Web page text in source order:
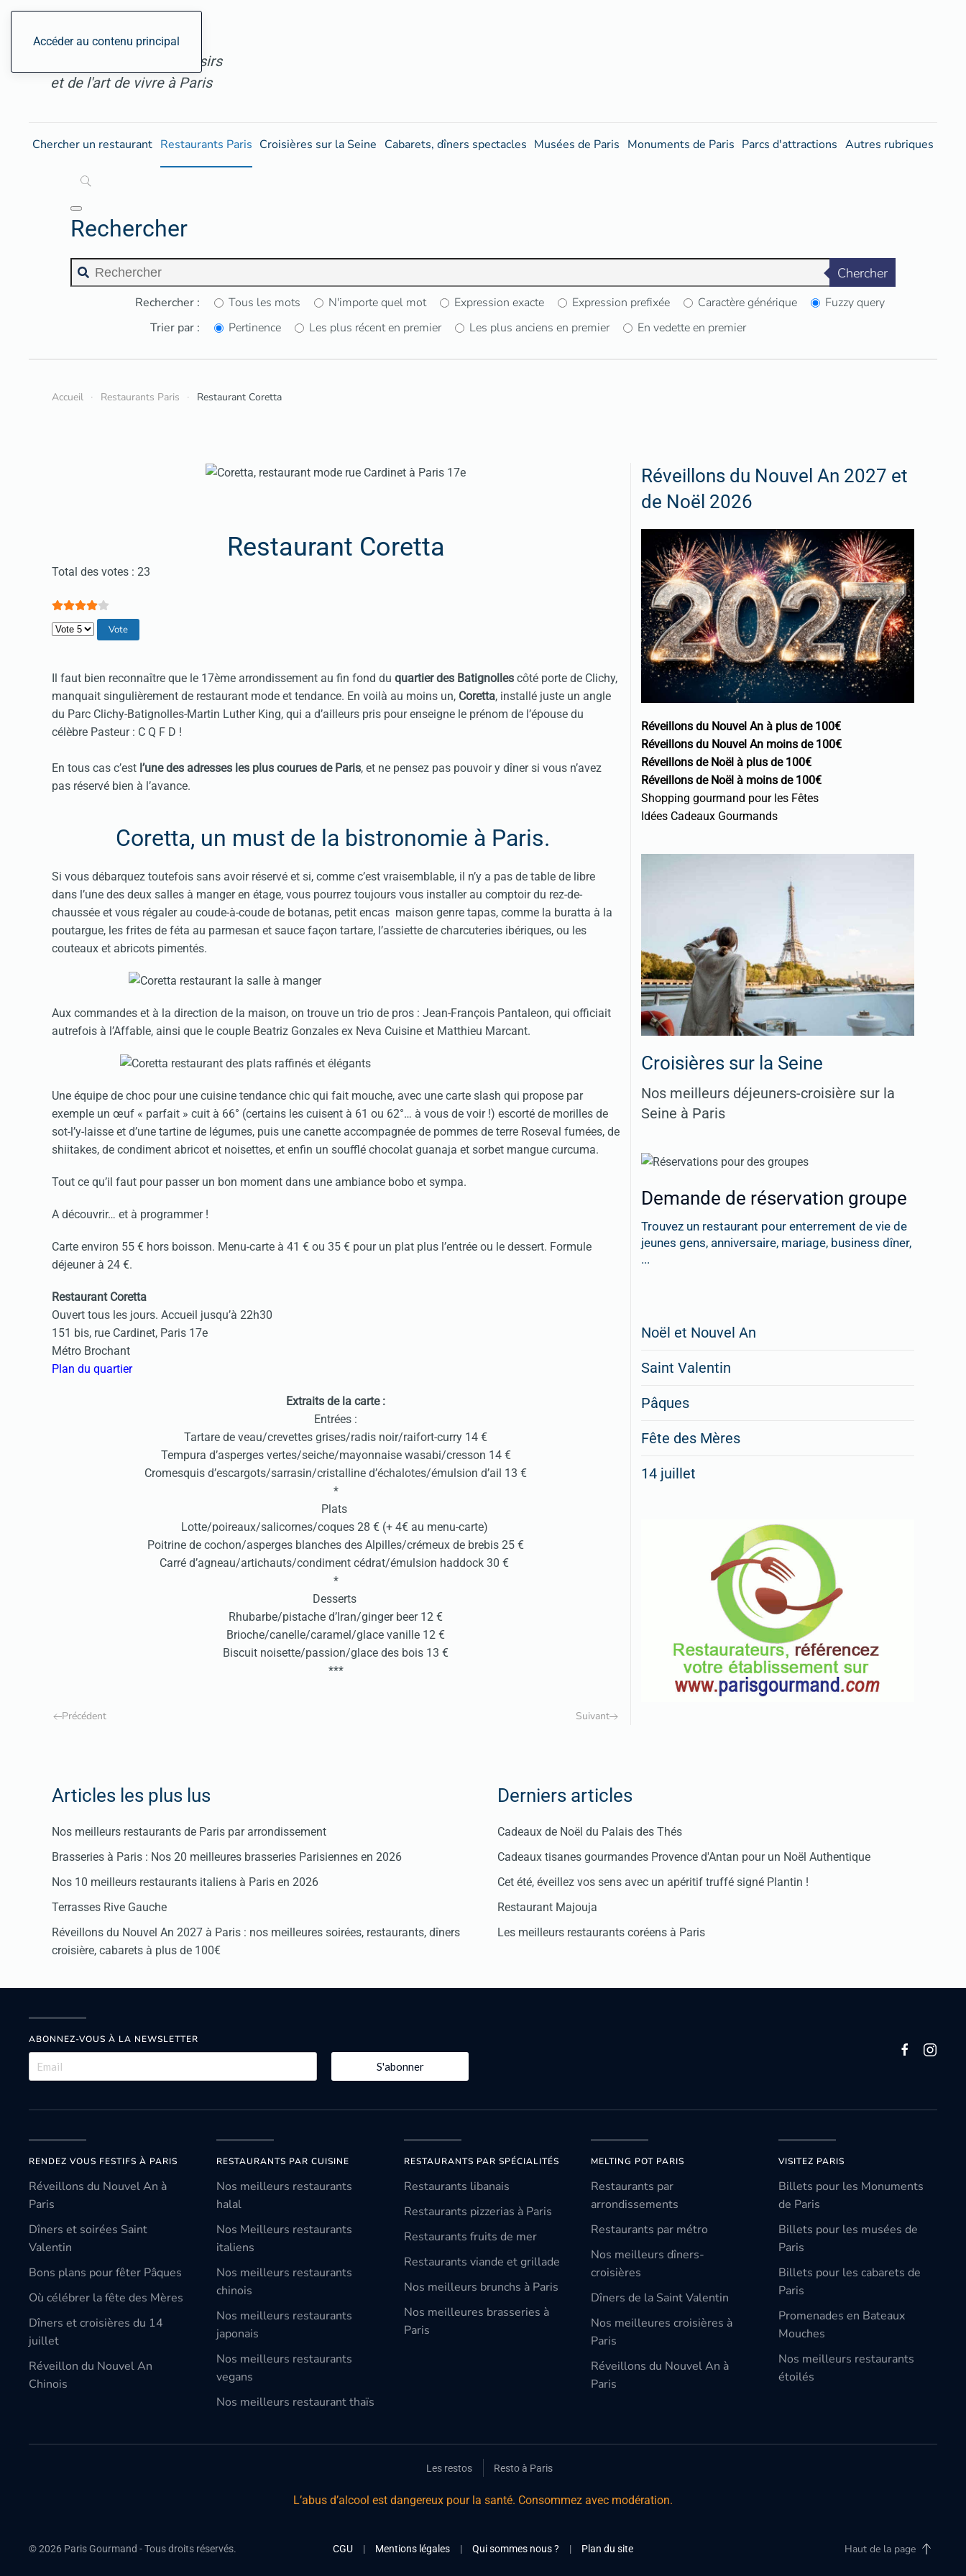
Accéder au contenu principal
ParisGourmand, le site
des restaurants, des loisirs
et de l'art de vivre à Paris
Chercher un restaurant Restaurants Paris Croisières sur la Seine Cabarets, dîners spectacles Musées de Paris Monuments de Paris Parcs d'attractions Autres rubriques
Rechercher
Chercher
Rechercher : Tous les mots N'importe quel mot Expression exacte Expression prefixée Caractère générique
Fuzzy query
Trier par :
Pertinence Les plus récent en premier Les plus anciens en premier En vedette en premier
Accueil Restaurants Paris Restaurant Coretta
Restaurant Coretta
Vote utilisateur:4/
Total des votes : 23
Veuillez voter
Il faut bien reconnaître que le 17ème arrondissement au fin fond du quartier des Batignolles côté porte de Clichy,
manquait singulièrement de restaurant mode et tendance. En voilà au moins un, Coretta, installé juste un angle
du Parc Clichy-Batignolles-Martin Luther King, qui a d’ailleurs pris pour enseigne le prénom de l’épouse du
célèbre Pasteur : C Q F D !
En tous cas c’est l’une des adresses les plus courues de Paris, et ne pensez pas pouvoir y dîner si vous n’avez
pas réservé bien à l’avance.
Coretta, un must de la bistronomie à Paris.
Si vous débarquez toutefois sans avoir réservé et si, comme c’est vraisemblable, il n’y a pas de table de libre
dans l’une des deux salles à manger en étage, vous pourrez toujours vous installer au comptoir du rez-de-
chaussée et vous régaler au coude-à-coude de botanas, petit encas maison genre tapas, comme la buratta à la
poutargue, les frites de féta au parmesan et sauce façon tartare, l’assiette de charcuteries ibériques, ou les
couteaux et abricots pimentés.
Aux commandes et à la direction de la maison, on trouve un trio de pros : Jean-François Pantaleon, qui officiait
autrefois à l’Affable, ainsi que le couple Beatriz Gonzales ex Neva Cuisine et Matthieu Marcant.
Une équipe de choc pour une cuisine tendance chic qui fait mouche, avec une carte slash qui propose par
exemple un œuf « parfait » cuit à 66° (certains les cuisent à 61 ou 62°… à vous de voir !) escorté de morilles de
sot-l’y-laisse et d’une tartine de légumes, puis une canette accompagnée de pommes de terre Roseval fumées, de
shiitakes, de condiment abricot et noisettes, et enfin un soufflé chocolat guanaja et sorbet mangue curcuma.
Tout ce qu’il faut pour passer un bon moment dans une ambiance bobo et sympa.
A découvrir… et à programmer !
Carte environ 55 € hors boisson. Menu-carte à 41 € ou 35 € pour un plat plus l’entrée ou le dessert. Formule
déjeuner à 24 €.
Restaurant Coretta
Ouvert tous les jours. Accueil jusqu’à 22h30
151 bis, rue Cardinet, Paris 17e
Métro Brochant
Plan du quartier
Extraits de la carte :
Entrées :
Tartare de veau/crevettes grises/radis noir/raifort-curry 14 €
Tempura d’asperges vertes/seiche/mayonnaise wasabi/cresson 14 €
Cromesquis d’escargots/sarrasin/cristalline d’échalotes/émulsion d’ail 13 €
*
Plats
Lotte/poireaux/salicornes/coques 28 € (+ 4€ au menu-carte)
Poitrine de cochon/asperges blanches des Alpilles/crémeux de brebis 25 €
Carré d’agneau/artichauts/condiment cédrat/émulsion haddock 30 €
*
Desserts
Rhubarbe/pistache d’Iran/ginger beer 12 €
Brioche/canelle/caramel/glace vanille 12 €
Biscuit noisette/passion/glace des bois 13 €
***
Précédent Suivant
Réveillons du Nouvel An 2027 et
de Noël 2026
Réveillons du Nouvel An à plus de 100€
Réveillons du Nouvel An moins de 100€
Réveillons de Noël à plus de 100€
Réveillons de Noël à moins de 100€
Shopping gourmand pour les Fêtes
Idées Cadeaux Gourmands
Croisières sur la Seine
Nos meilleurs déjeuners-croisière sur la
Seine à Paris
Demande de réservation groupe
Trouvez un restaurant pour enterrement de vie de
jeunes gens, anniversaire, mariage, business dîner,
...
Restaurateurs,
figurer
vos
spéciaux
dans
Spéciales
Pour
enregistrer
votre
Noël et Nouvel An
Saint Valentin
Pâques
Fête des Mères
14 juillet
Articles les plus lus
Nos meilleurs restaurants de Paris par arrondissement
Brasseries à Paris : Nos 20 meilleures brasseries Parisiennes en 2026
Nos 10 meilleurs restaurants italiens à Paris en 2026
Terrasses Rive Gauche
Réveillons du Nouvel An 2027 à Paris : nos meilleures soirées, restaurants, dîners
croisière, cabarets à plus de 100€
Derniers articles
Cadeaux de Noël du Palais des Thés
Cadeaux tisanes gourmandes Provence d'Antan pour un Noël Authentique
Cet été, éveillez vos sens avec un apéritif truffé signé Plantin !
Restaurant Majouja
Les meilleurs restaurants coréens à Paris
ABONNEZ-VOUS À LA NEWSLETTER
S'abonner
RENDEZ VOUS FESTIFS À PARIS
Réveillons du Nouvel An à
Paris
Dîners et soirées Saint
Valentin
Bons plans pour fêter Pâques
Où célébrer la fête des Mères
Dîners et croisières du 14
juillet
Réveillon du Nouvel An
Chinois
RESTAURANTS PAR CUISINE
Nos meilleurs restaurants
halal
Nos Meilleurs restaurants
italiens
Nos meilleurs restaurants
chinois
Nos meilleurs restaurants
japonais
Nos meilleurs restaurants
vegans
Nos meilleurs restaurant thaïs
RESTAURANTS PAR SPÉCIALITÉS
Restaurants libanais
Restaurants pizzerias à Paris
Restaurants fruits de mer
Restaurants viande et grillade
Nos meilleurs brunchs à Paris
Nos meilleures brasseries à
Paris
MELTING POT PARIS
Restaurants par
arrondissements
Restaurants par métro
Nos meilleurs dîners-
croisières
Dîners de la Saint Valentin
Nos meilleures croisières à
Paris
Réveillons du Nouvel An à
Paris
VISITEZ PARIS
Billets pour les Monuments
de Paris
Billets pour les musées de
Paris
Billets pour les cabarets de
Paris
Promenades en Bateaux
Mouches
Nos meilleurs restaurants
étoilés
Les restos Resto à Paris
L’abus d’alcool est dangereux pour la santé. Consommez avec modération.
©2026 Paris Gourmand - Tous droits réservés. CGU | Mentions légales | Qui sommes nous ? | Plan du site Haut de la page